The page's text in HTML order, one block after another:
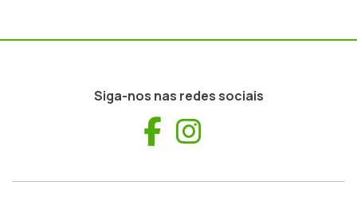
Siga-nos nas redes sociais
Facebook